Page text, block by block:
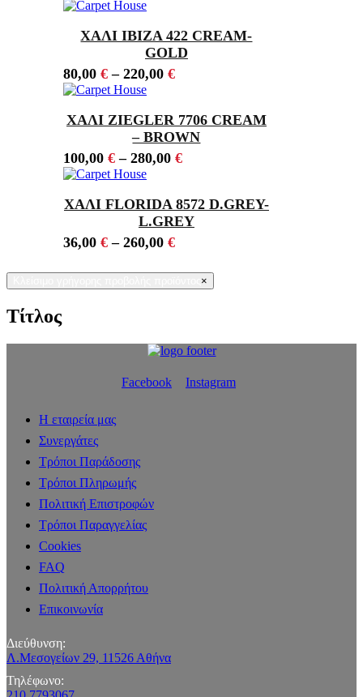
ΧΑΛΙ IBIZA 422 CREAM-
GOLD
80,00 €– 220,00 €
ΧΑΛΙ ZIEGLER 7706 CREAM
– BROWN
100,00 €– 280,00 €
ΧΑΛΙ FLORIDA 8572 D.GREY-
L.GREY
36,00 €– 260,00 €
×
Τίτλος
Facebook Instagram
Η εταιρεία μας
Συνεργάτες
Τρόποι Παράδοσης
Τρόποι Πληρωμής
Πολιτική Επιστροφών
Τρόποι Παραγγελίας
Cookies
FAQ
Πολιτική Απορρήτου
Επικοινωνία
Διεύθυνση:
Λ.Μεσογείων 29, 11526 Αθήνα
Τηλέφωνο: